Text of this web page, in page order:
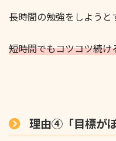
長時間の勉強をしようと
短時間でもコツコツ続け
理由④「目標が